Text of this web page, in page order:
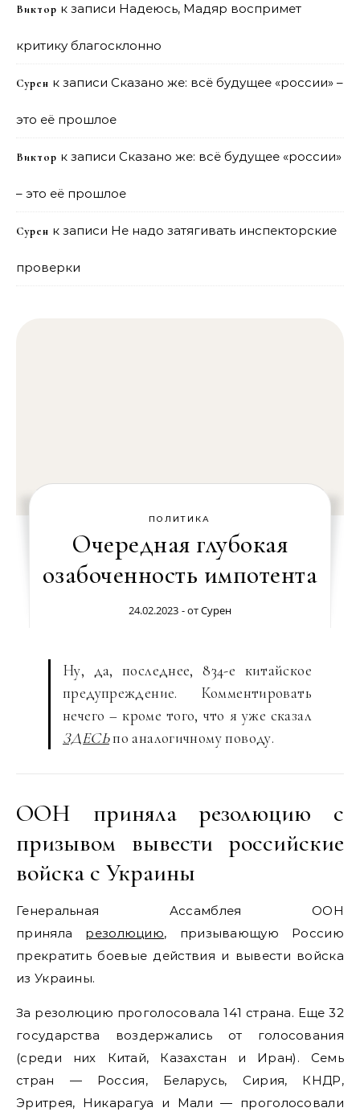
Виктор к записи Надеюсь, Мадяр воспримет
критику благосклонно
Сурен к записи Сказано же: всё будущее «россии» –
это её прошлое
Виктор к записи Сказано же: всё будущее «россии»
– это её прошлое
Сурен к записи Не надо затягивать инспекторские
проверки
ПОЛИТИКА
Очередная глубокая
озабоченность импотента
24.02.2023 - отСурен
Ну, да, последнее, 834-е китайское
предупреждение. Комментировать
нечего – кроме того, что я уже сказал
ЗДЕСЬпо аналогичному поводу.
ООН приняла резолюцию с
призывом вывести российские
войска с Украины
Генеральная Ассамблея ООН
приняла резолюцию, призывающую Россию
прекратить боевые действия и вывести войска
из Украины.
За резолюцию проголосовала 141 страна. Еще 32
государства воздержались от голосования
(среди них Китай, Казахстан и Иран). Семь
стран — Россия, Беларусь, Сирия, КНДР,
Эритрея, Никарагуа и Мали — проголосовали